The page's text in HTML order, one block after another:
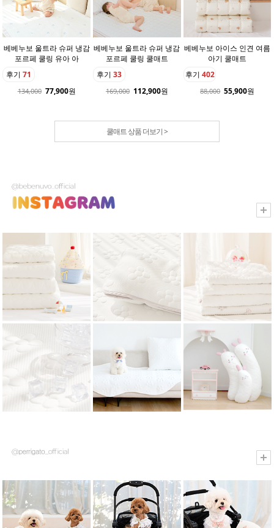
베베누보 울트라 슈퍼 냉감
포르페 쿨링 유아 아
후기71
134,000 77,900원
베베누보 울트라 슈퍼 냉감
포르페 쿨링 쿨매트
후기33
169,000 112,900원
베베누보 아이스 인견 여름
아기 쿨매트
후기 402
88,000 55,900원
쿨매트 상품 더보기 >